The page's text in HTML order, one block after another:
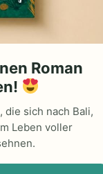
unbeeindruckt
Wir haben
auf uns
ein paar Tage
mit kleinen
landen konnten.
Roman
die sich nach Bali,
Leben voller